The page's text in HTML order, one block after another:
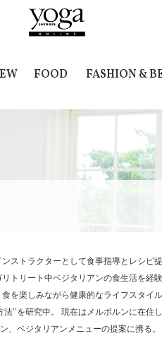
FOOD FASHION &
ストラクターとして食事指導とレシピ
トリート中ベジタリアンの食生活を経
を楽しみながら健康的なライフスタイ
’’を研究中。 現在はメルボルンに在住し
、ベジタリアンメニューの提案に携る。